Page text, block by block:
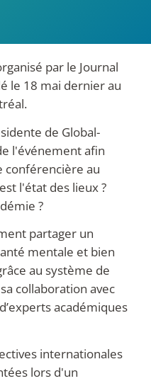
par le Journal
le 18 mai dernier au
de Global-
l'événement afin
conférencière au
l'état des lieux ?
?
partager un
mentale et bien
au système de
collaboration avec
académiques
internationales
lors d'un